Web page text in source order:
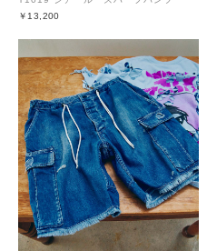
￥13,200